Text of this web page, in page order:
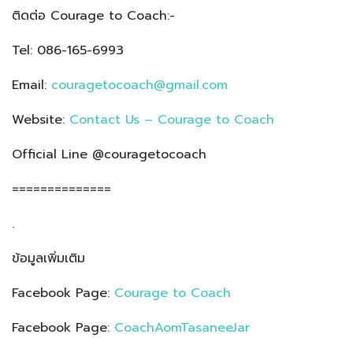
ติดต่อ Courage to Coach:-
Tel: 086-165-6993
Email: couragetocoach@gmail.com
Website: Contact Us – Courage to Coach
Official Line @couragetocoach
==============
.
ข้อมูลเพิ่มเติม
Facebook Page: Courage to Coach
Facebook Page: CoachAomTasaneeJar